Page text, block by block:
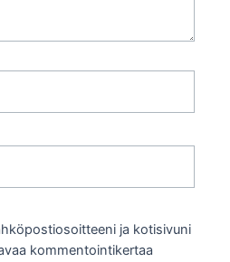
ja kotisivuni
kommentointikertaa